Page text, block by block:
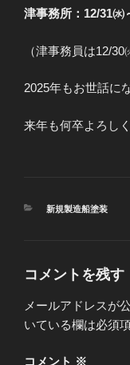
津事務所： 12/31㈬
（津事務員は12/
2025年もお世話に
来年も何卒よろし
カ
新規製造船塗装
コメントを残す
メールアドレスが
いている欄は必須
コメント ※